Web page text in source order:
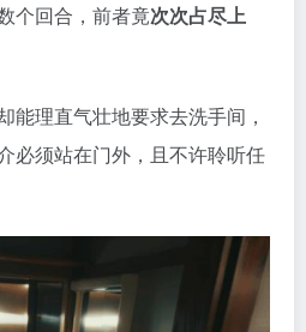
个回合，前者竟次次占尽上
能理直气壮地要求去洗手间，
必须站在门外，且不许聆听任